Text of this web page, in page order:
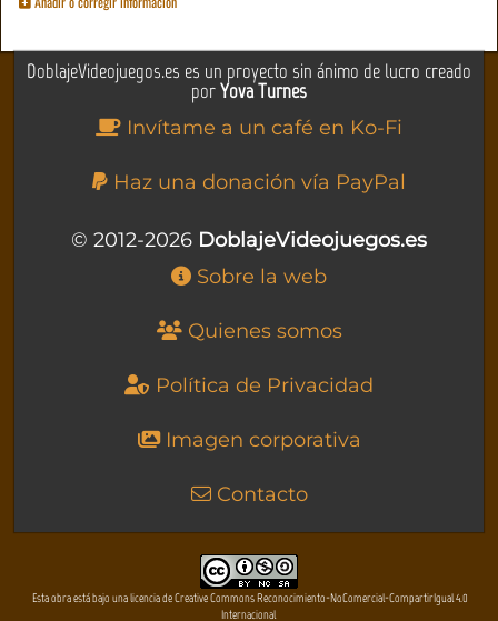
DoblajeVideojuegos.es es un proyecto sin ánimo de lucro creado
porYova Turnes
Invítame a un café en Ko-Fi
Haz una donación vía PayPal
© 2012-2026 DoblajeVideojuegos.es
Sobre la web
Quienes somos
Política de Privacidad
Imagen corporativa
Contacto
Esta obra está bajo una licencia de Creative Commons Reconocimiento-NoComercial-CompartirIgual 4.0
Internacional